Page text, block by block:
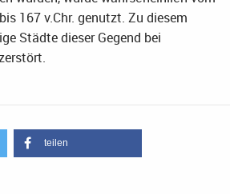
167 v.Chr. genutzt. Zu diesem
Städte dieser Gegend bei
teilen